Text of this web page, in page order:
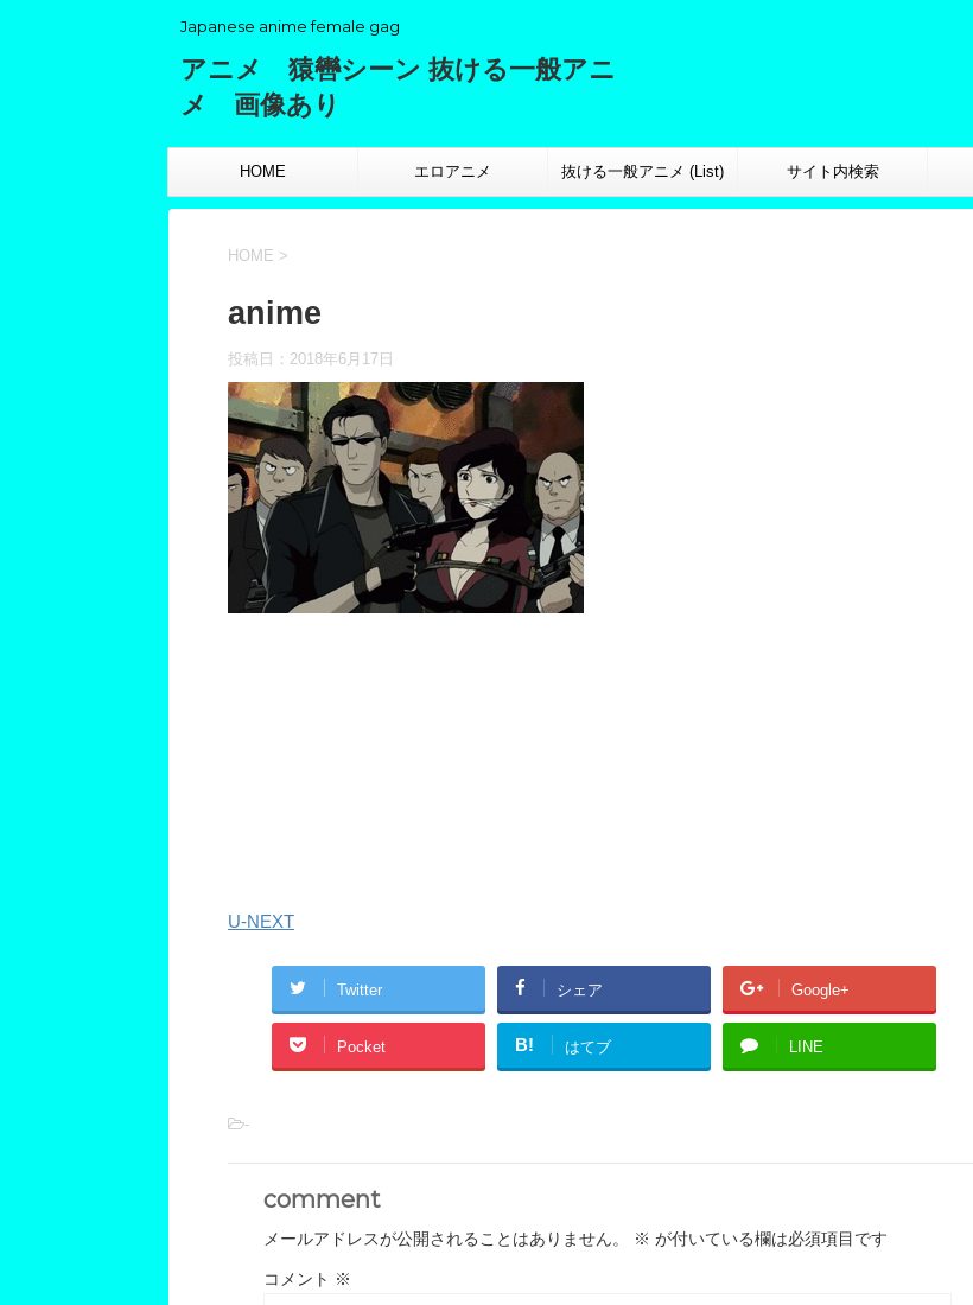
Japanese anime female gag
アニメ 猿轡シーン 抜ける一般アニ
メ 画像あり
HOME エロアニメ 抜ける一般アニメ (List) サイト内検索
HOME >
anime
投稿日： 2018年6月17日
U-NEXT
Twitter シェア Google+
Pocket B! はてブ LINE
-
comment
メールアドレスが公開されることはありません。 ※ が付いている欄は必須項目です
コメント ※